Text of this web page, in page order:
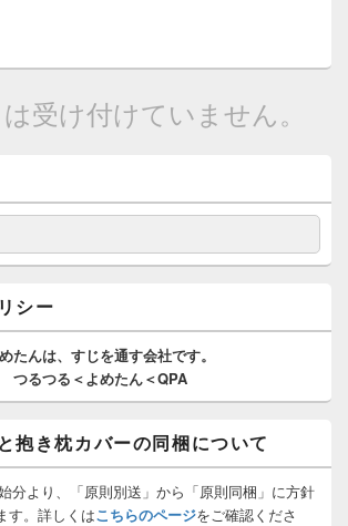
受け付けていません。
シー
たんは、 すじを通す会社です。
つるつる＜よめたん＜QPA
抱き枕カバーの同梱について
分より、「原則別送」から「原則同梱」に方針
す。詳しくはこちらのページをご確認くださ